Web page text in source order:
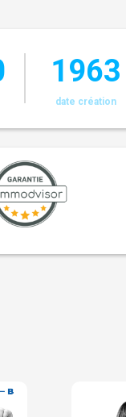
1963
date création